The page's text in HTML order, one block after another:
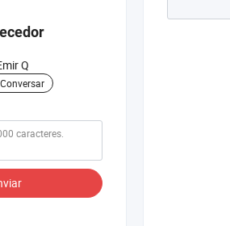
Q
Conversar